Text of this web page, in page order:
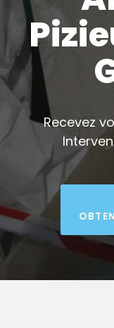
Recevez